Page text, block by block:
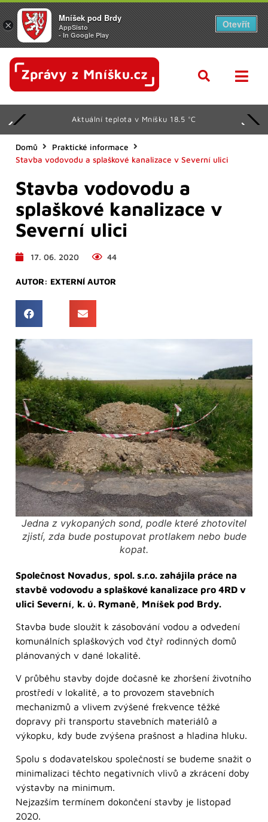
Aktuální teplota v Mníšku 18.5 °C
Domů
Praktické informace
Stavba vodovodu a splaškové kanalizace v Severní ulici
Stavba vodovodu a
splaškové kanalizace v
Severní ulici
17. 06. 2020 44
AUTOR: EXTERNÍ AUTOR
Jedna z vykopaných sond, podle které zhotovitel
zjistí, zda bude postupovat protlakem nebo bude
kopat.
Společnost Novadus, spol. s.r.o. zahájila práce na
stavbě vodovodu a splaškové kanalizace pro 4RD v
ulici Severní, k. ú. Rymaně, Mníšek pod Brdy.
Stavba bude sloužit k zásobování vodou a odvedení
komunálních splaškových vod čtyř rodinných domů
plánovaných v dané lokalitě.
V průběhu stavby dojde dočasně ke zhoršení životního
prostředí v lokalitě, a to provozem stavebních
mechanizmů a vlivem zvýšené frekvence těžké
dopravy při transportu stavebních materiálů a
výkopku, kdy bude zvýšena prašnost a hladina hluku.
Spolu s dodavatelskou společností se budeme snažit o
minimalizaci těchto negativních vlivů a zkrácení doby
výstavby na minimum.
Nejzazším termínem dokončení stavby je listopad
2020.
×
Mníšek pod Brdy
AppSisto
- In Google Play
Otevřít